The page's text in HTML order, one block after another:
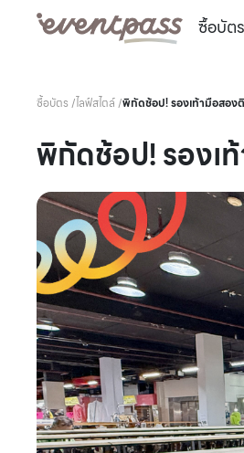
ซื้อบัตร
ซื้อบัตร /ไลฟ์สไตล์/พิกัดช้อป! รองเท้ามือสอ
พิกัดช้อป! รองเ